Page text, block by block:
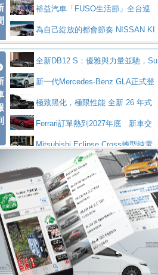
驅精神的純電新詮釋
裕益汽車「FUSO生活節」全台巡
迴 結合生活體驗、交通安全與購車優惠
為自己綻放的都會節奏 NISSAN KI
CKS SAKURA為品味獨具層峰買家打造的頂級座
駕，MAZDA CX-90 33T AWD Premium Ca
ptain Seat
EV
技的座駕! Ford Territory中型油電休旅
SO Super Great今日在台登場，結合先進安
ntis四品牌經銷權，全新多品牌旗艦展示中
心開幕啟用
屏東特搜大隊再添新利器 SITRAK
救助器材車買氣不衰、SUZUKI經銷商勇於開啟
全新大店，新北都鈴木占地500坪土城旗艦
展示中心開幕
2025第七屆ISUZU運轉職人挑戰賽
熱血登場 展現極致車技與專業職人精神
H2GP世界總決賽圓滿落幕 台灣團
隊表現精彩淨零減碳指標性應用 純電動水泥預
拌車 消防車除了滅火裝備還需要什麼？
全新DB12 S：優雅與力量並馳，Su
per Tourer的顛峰之作
新一代Mercedes-Benz GLA正式登
場 續航最高657公里、支援320kW快充
極致黑化，極限性能 全新 26 年式
DEFENDER OCTA BLACK 限量登台
Ferrari訂單熱到2027年底 新車交
付至少得等一年以上
Mitsubishi Eclipse Cross轉型純電
休旅 87kWh電池續航超過600公里
全新BMW 318i Touring豪華旅行車
全台限量200台 進化現型
不等零關稅的紅利，Jeep品牌今日
起展開首批車交車
Volvo EX60 即將叩關，靜肅性、底
盤與數位介面搶先揭露
Audi Q9 將於 2026 年底上市 旗艦
大型 SUV 鎖定七人座豪華市場
BMW攜手漫威電影【蜘蛛人：重生
日】 Skoda 發表全新 Peaq 內裝：七人